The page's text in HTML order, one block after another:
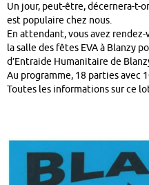
Un jour, peut-être, décernera-t-
est populaire chez nous.
En attendant, vous avez
la salle des fêtes EVA à Blanzy
d’Entraide Humanitaire de
Au programme, 18 parties avec
Toutes les informations sur ce